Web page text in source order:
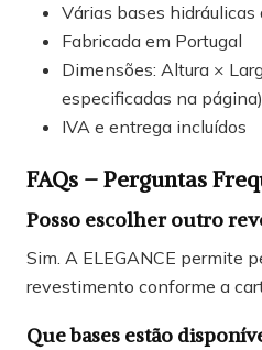
Várias bases
Fabricada em Portugal
Dimensões: Altura ×
especificadas na página)
IVA e entrega incluídos
FAQs – Perguntas
Posso escolher outro
Sim. A ELEGANCE permite
revestimento conforme a
Que bases estão